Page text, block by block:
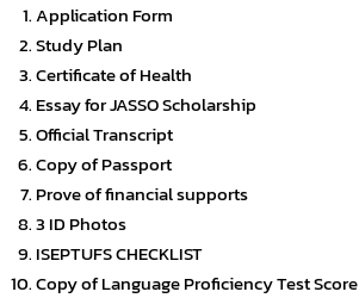
Application Form
Study Plan
Certificate of Health
Essay for JASSO Scholarship
Official Transcript
Copy of Passport
Prove of financial supports
3 ID Photos
ISEPTUFS CHECKLIST
Copy of Language Proficiency Test Score